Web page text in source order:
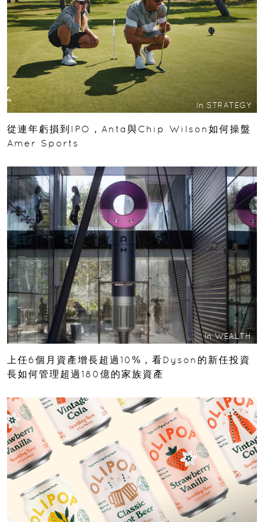
In STRATEGY
從連年虧損到IPO，Anta與Chip Wilson如何操盤
Amer Sports
In WEALTH
上任6個月資產增長超過10%，看Dyson的新任投資
長如何管理超過180億的家族資產